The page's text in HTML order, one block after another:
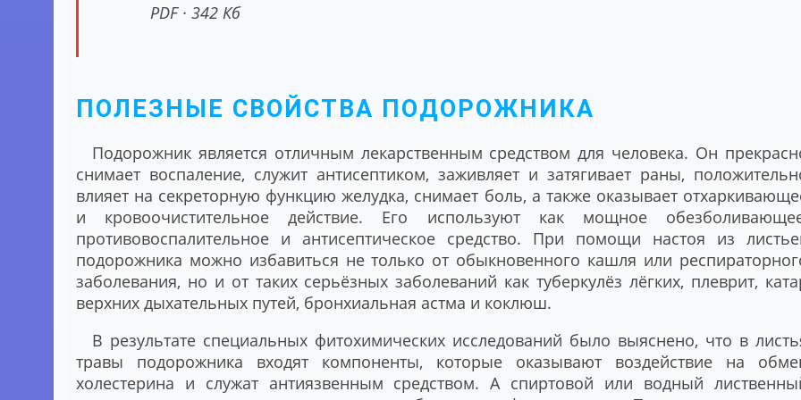
PDF · 342 Кб
ПОЛЕЗНЫЕ СВОЙСТВА ПОДОРОЖНИКА
Подорожник является отличным лекарственным средством для человека. Он
снимает воспаление, служит антисептиком, заживляет и затягивает раны,
влияет на секреторную функцию желудка, снимает боль, а также оказывает
и кровоочистительное действие. Его используют как мощное
противовоспалительное и антисептическое средство. При помощи настоя из
подорожника можно избавиться не только от обыкновенного кашля или
заболевания, но и от таких серьёзных заболеваний как туберкулёз лёгких, плеврит,
верхних дыхательных путей, бронхиальная астма и коклюш.
В результате специальных фитохимических исследований было выяснено, что в
травы подорожника входят компоненты, которые оказывают воздействие на
холестерина и служат антиязвенным средством. А спиртовой или водный